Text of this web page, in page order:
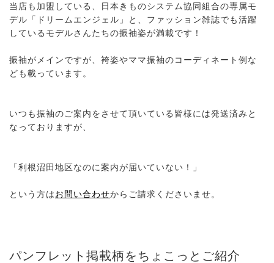
当店も加盟している、日本きものシステム協同組合の専属モ
デル「ドリームエンジェル」と、ファッション雑誌でも活躍
しているモデルさんたちの振袖姿が満載です！
振袖がメインですが、袴姿やママ振袖のコーディネート例な
ども載っています。
いつも振袖のご案内をさせて頂いている皆様には発送済みと
なっておりますが、
「利根沼田地区なのに案内が届いていない！」
という方はお問い合わせからご請求くださいませ。
パンフレット掲載柄をちょこっとご紹介